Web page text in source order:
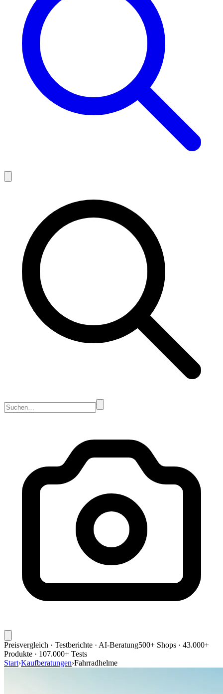
Preisvergleich · Testberichte · AI-Beratung500+ Shops · 43.000+
Produkte · 107.000+ Tests
Start›Kaufberatungen›Fahrradhelme